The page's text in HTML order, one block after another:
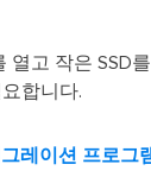
고 작은 SSD
합니다.
레이션 프로그